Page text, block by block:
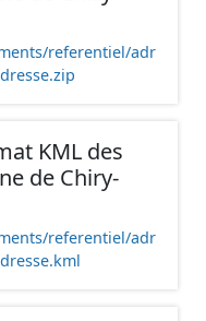
referentiel/adr
KML des
de Chiry-
referentiel/adr